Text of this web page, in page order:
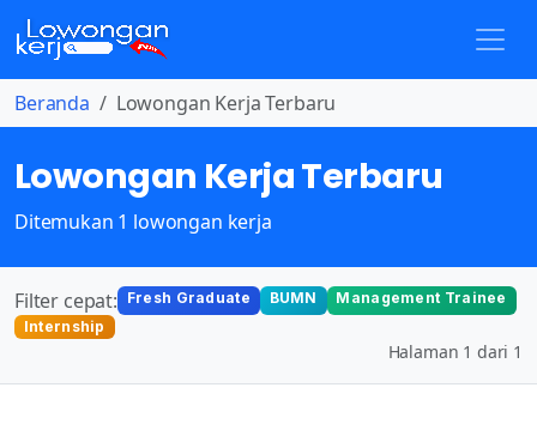
Beranda Lowongan Kerja Terbaru
Lowongan Kerja Terbaru
Ditemukan 1 lowongan kerja
Filter cepat: Fresh Graduate BUMN
Management Trainee
Internship
Halaman 1 dari 1